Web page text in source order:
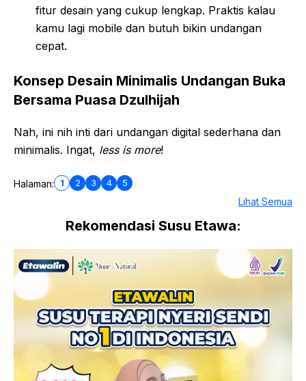
fitur desain yang cukup lengkap. Praktis kalau
kamu lagi mobile dan butuh bikin undangan
cepat.
Konsep Desain Minimalis Undangan Buka
Bersama Puasa Dzulhijah
Nah, ini nih inti dari undangan digital sederhana dan
minimalis. Ingat, less is more!
Halaman: 1 2 3 4 5
Lihat Semua
Rekomendasi Susu Etawa: